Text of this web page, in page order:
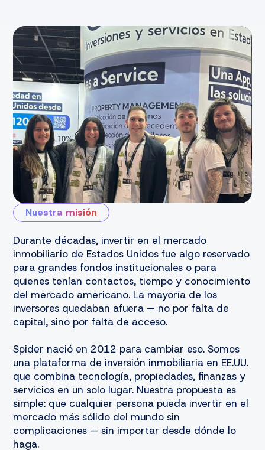
Nuestra misión
Durante décadas, invertir en el mercado
inmobiliario de Estados Unidos fue algo reservado
para grandes fondos institucionales o para
quienes tenían contactos, tiempo y conocimiento
del mercado americano. La mayoría de los
inversores quedaban afuera — no por falta de
capital, sino por falta de acceso.
Spider nació en 2012 para cambiar eso. Somos
una plataforma de inversión inmobiliaria en EE.UU.
que combina tecnología, propiedades, finanzas y
servicios en un solo lugar. Nuestra propuesta es
simple: que cualquier persona pueda invertir en el
mercado más sólido del mundo sin
complicaciones — sin importar desde dónde lo
haga.